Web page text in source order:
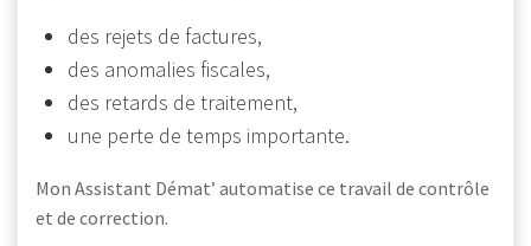
des rejets de factures,
des anomalies fiscales,
des retards de traitement,
une perte de temps importante.
Mon Assistant Démat’ automatise ce travail de contrôle
et de correction.